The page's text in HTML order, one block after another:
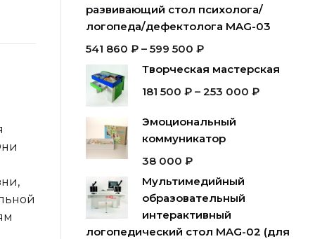
развивающий стол психолога/
логопеда/дефектолога MAG-03
541 860 ₽– 599 500 ₽
Творческая мастерская
181 500 ₽– 253 000 ₽
Эмоциональный
коммуникатор
38 000 ₽
Мультимедийный
образовательный
интерактивный
логопедический стол MAG-02 (для